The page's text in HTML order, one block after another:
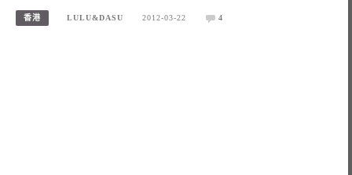
香港 LULU&DASU 2012-03-22 4